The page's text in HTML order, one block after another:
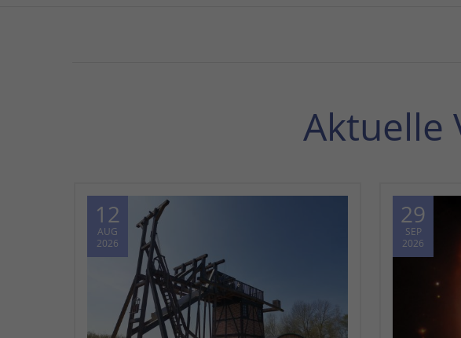
Aktuelle
12
AUG
2026
29
SEP
2026